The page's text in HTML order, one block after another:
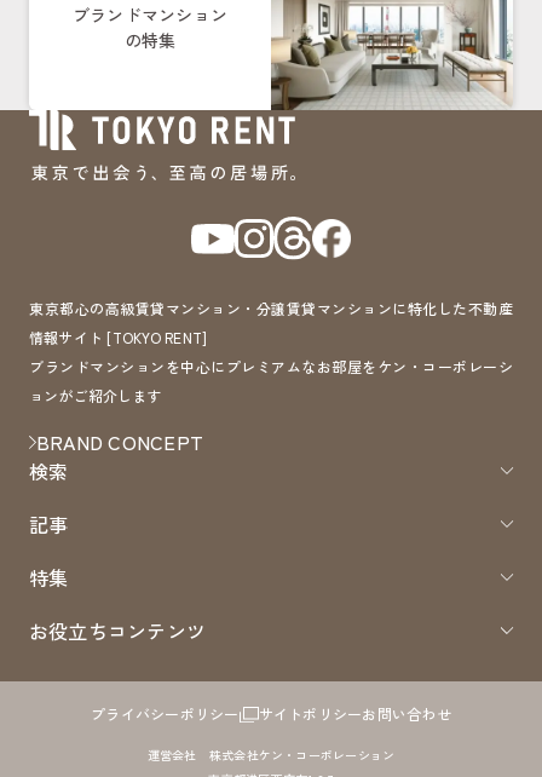
ブランドマンション
の特集
東京都心の高級賃貸マンション・分譲賃貸マンションに特化した不動産
情報サイト [TOKYO RENT]
ブランドマンションを中心にプレミアムなお部屋をケン・コーポレーシ
ョンがご紹介します
BRAND CONCEPT
検索
記事
特集
お役立ちコンテンツ
プライバシーポリシー サイトポリシーお問い合わせ
運営会社 株式会社ケン・コーポレーション